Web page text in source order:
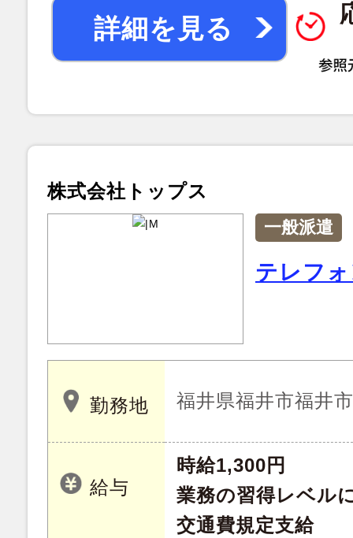
詳細を見る
株式会社トップス
一般派遣
テレフ
勤務地 福井県福井市福井
給与
時給1,300円
業務の習得レベル
交通費規定支給